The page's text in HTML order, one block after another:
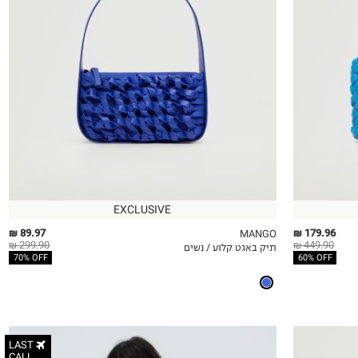
179.96 ₪
449.90 ₪
60% OFF
EXCLUSIVE
MY LIST
89.97 ₪
299.90 ₪
70% OFF
MANGO
תיק באגט קלוע / נשים
LAST